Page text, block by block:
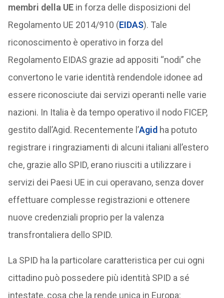
membri della UEin forza delle disposizioni del
Regolamento UE 2014/910 (EIDAS). Tale
riconoscimento è operativo in forza del
Regolamento EIDAS grazie ad appositi “nodi” che
convertono le varie identità rendendole idonee ad
essere riconosciute dai servizi operanti nelle varie
nazioni. In Italia è da tempo operativo il nodo FICEP,
gestito dall’Agid. Recentemente l’Agid ha potuto
registrare i ringraziamenti di alcuni italiani all’estero
che, grazie allo SPID, erano riusciti a utilizzare i
servizi dei Paesi UE in cui operavano, senza dover
effettuare complesse registrazioni e ottenere
nuove credenziali proprio per la valenza
transfrontaliera dello SPID.
La SPID ha la particolare caratteristica per cui ogni
cittadino può possedere più identità SPID a sé
intestate, cosa che la rende unica in Europa: